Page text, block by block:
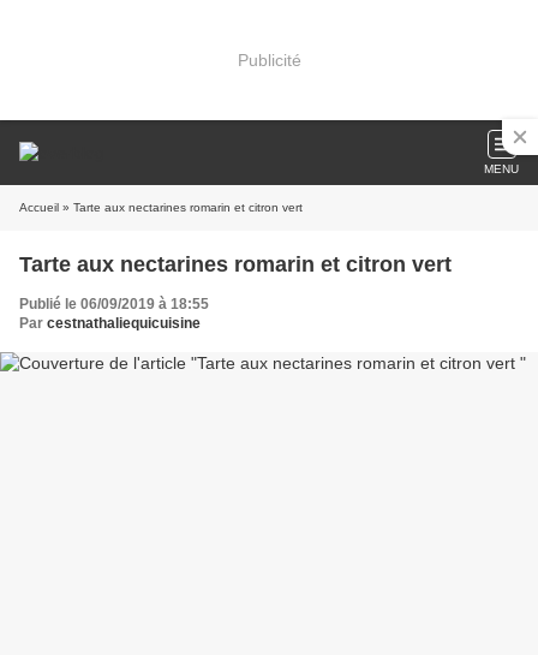
Publicité
MENU
Accueil » Tarte aux nectarines romarin et citron vert
Tarte aux nectarines romarin et citron vert
Publié le 06/09/2019 à 18:55
Par cestnathaliequicuisine